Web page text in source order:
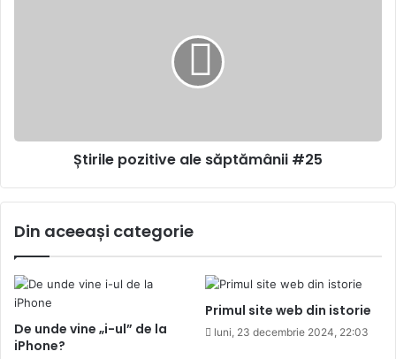
Știrile pozitive ale săptămânii #25
Din aceeași categorie
De unde vine „i-ul” de la
iPhone?
Primul site web din istorie
luni, 23 decembrie 2024, 22:03